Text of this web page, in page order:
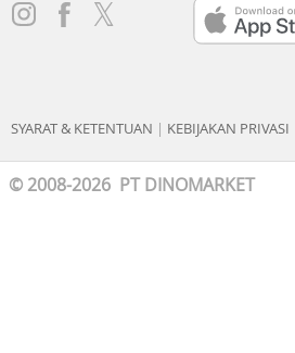
SYARAT & KETENTUAN | KEBIJAKAN PRIVASI
© 2008-2026 PT DINOMARKET